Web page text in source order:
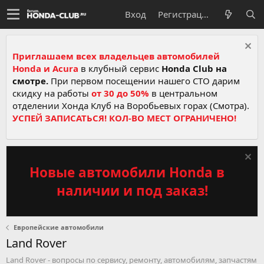
Вход Регистрация
Приглашаем всех владельцев автомобилей
Honda и Acura в клубный сервис Honda Club на
смотре. При первом посещении нашего СТО дарим
скидку на работы от 30 до 50% в центральном
отделении Хонда Клуб на Воробьевых горах (Смотра).
УСПЕЙ ЗАПИСАТЬСЯ! КОЛ-ВО МЕСТ ОГРАНИЧЕНО!
Новые автомобили Honda в
наличии и под заказ!
Европейские автомобили
Land Rover
Land Rover - вопросы по сервису, ремонту, автомобилям, запчастям